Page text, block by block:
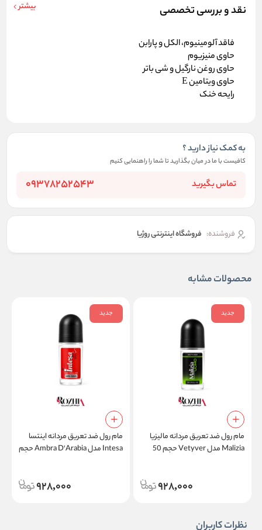
نقد و بررسی تخصصی بیشتر
فاقد آلومینیوم، الکل و پارابن
حاوی منیزیوم
حاوی روغن نارگیل و شی باتر
حاوی ویتامین E
رایحه خنک
به کمک نیاز دارید ؟
کافیست با ما در میان بگذارید تا شما را راهنمایی کنیم
تماس بگیرید 09378252543
فروشنده: فروشگاه اینترنتی روژیا
محصولات مشابه
جدید
مام رول ضد تعریق مردانه مالیزیا
Malizia مدل Vetyver حجم 50
928,000
جدید
مام رول ضد تعریق مردانه اینتسا
Intesa مدل Ambra D'Arabia حجم
928,000
نظرات کاربران